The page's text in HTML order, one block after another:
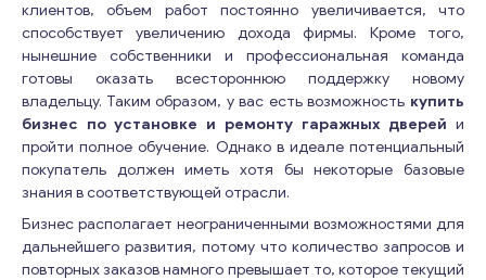
клиентов, объем работ постоянно увеличивается, что
способствует увеличению дохода фирмы. Кроме того,
нынешние собственники и профессиональная команда
готовы оказать всестороннюю поддержку новому
владельцу. Таким образом, у вас есть возможность купить
бизнес по установке и ремонту гаражных дверей и
пройти полное обучение. Однако в идеале потенциальный
покупатель должен иметь хотя бы некоторые базовые
знания в соответствующей отрасли.
Бизнес располагает неограниченными возможностями для
дальнейшего развития, потому что количество запросов и
повторных заказов намного превышает то, которое текущий